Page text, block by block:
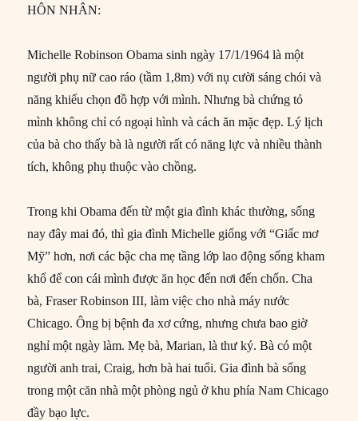
HÔN NHÂN:
Michelle Robinson Obama sinh ngày 17/1/1964 là một
người phụ nữ cao ráo (tầm 1,8m) với nụ cười sáng chói và
năng khiếu chọn đồ hợp với mình. Nhưng bà chứng tỏ
mình không chỉ có ngoại hình và cách ăn mặc đẹp. Lý lịch
của bà cho thấy bà là người rất có năng lực và nhiều thành
tích, không phụ thuộc vào chồng.
Trong khi Obama đến từ một gia đình khác thường, sống
nay đây mai đó, thì gia đình Michelle giống với “Giấc mơ
Mỹ” hơn, nơi các bậc cha mẹ tầng lớp lao động sống kham
khổ để con cái mình được ăn học đến nơi đến chốn. Cha
bà, Fraser Robinson III, làm việc cho nhà máy nước
Chicago. Ông bị bệnh đa xơ cứng, nhưng chưa bao giờ
nghỉ một ngày làm. Mẹ bà, Marian, là thư ký. Bà có một
người anh trai, Craig, hơn bà hai tuổi. Gia đình bà sống
trong một căn nhà một phòng ngủ ở khu phía Nam Chicago
đầy bạo lực.